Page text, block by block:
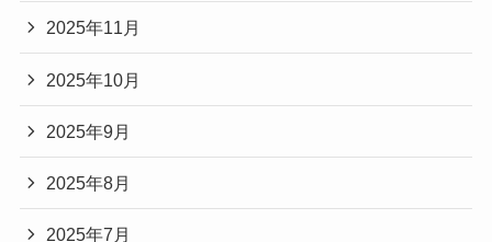
2025年11月
2025年10月
2025年9月
2025年8月
2025年7月